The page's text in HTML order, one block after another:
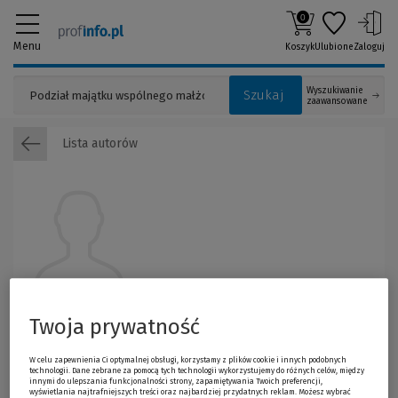
Menu
Szukaj
Wyszukiwanie
zaawansowane
0
KoszykUlubioneZaloguj
Lista autorów
Twoja prywatność
W celu zapewnienia Ci optymalnej obsługi, korzystamy z plików cookie i innych podobnych
technologii. Dane zebrane za pomocą tych technologii wykorzystujemy do różnych celów, między
innymi do ulepszania funkcjonalności strony, zapamiętywania Twoich preferencji,
wyświetlania najtrafniejszych treści oraz najbardziej przydatnych reklam. Możesz wybrać